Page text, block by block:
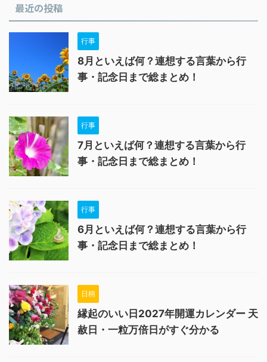
最近の投稿
行事
8月といえば何？連想する言葉から行
事・記念日まで総まとめ！
行事
7月といえば何？連想する言葉から行
事・記念日まで総まとめ！
行事
6月といえば何？連想する言葉から行
事・記念日まで総まとめ！
日柄
縁起のいい日2027年開運カレンダー 天
赦日・一粒万倍日がすぐ分かる